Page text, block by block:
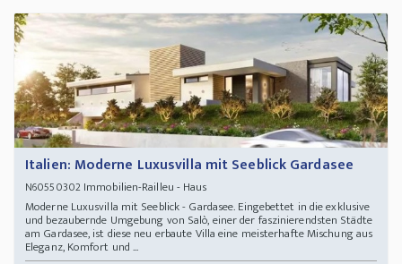
Italien: Moderne Luxusvilla mit Seeblick Gardasee
N60550302Immobilien-Railleu - Haus
Moderne Luxusvilla mit Seeblick - Gardasee. Eingebettet in die exklusive
und bezaubernde Umgebung von Salò, einer der faszinierendsten Städte
am Gardasee, ist diese neu erbaute Villa eine meisterhafte Mischung aus
Eleganz, Komfort und ...